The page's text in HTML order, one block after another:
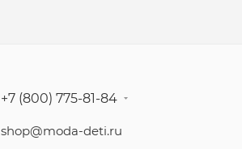
+7 (800) 775-81-84
shop@moda-deti.ru